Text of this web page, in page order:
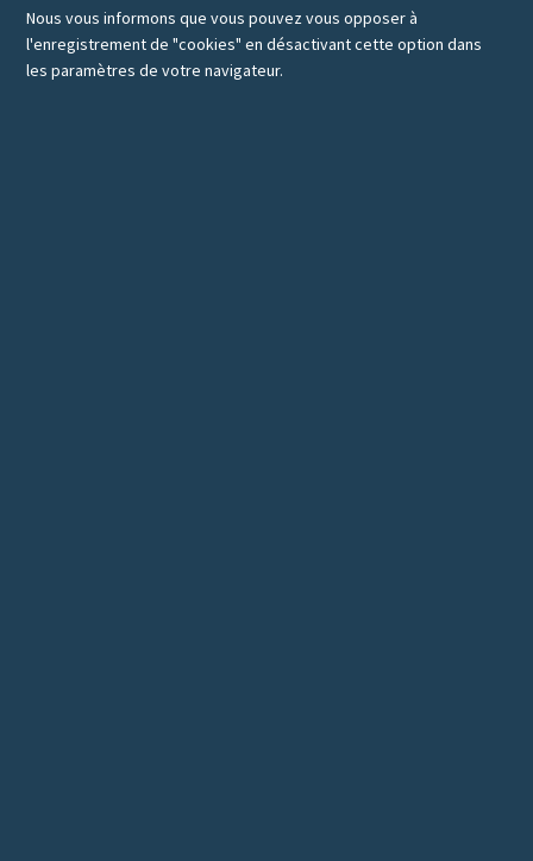
Nous vous informons que vous pouvez vous opposer à
l'enregistrement de "cookies" en désactivant cette option dans
les paramètres de votre navigateur.